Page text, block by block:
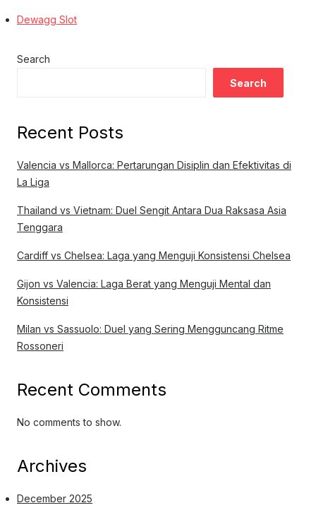
Dewagg Slot
Search
Search
Recent Posts
Valencia vs Mallorca: Pertarungan Disiplin dan Efektivitas di
La Liga
Thailand vs Vietnam: Duel Sengit Antara Dua Raksasa Asia
Tenggara
Cardiff vs Chelsea: Laga yang Menguji Konsistensi Chelsea
Gijon vs Valencia: Laga Berat yang Menguji Mental dan
Konsistensi
Milan vs Sassuolo: Duel yang Sering Mengguncang Ritme
Rossoneri
Recent Comments
No comments to show.
Archives
December 2025